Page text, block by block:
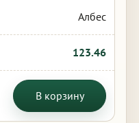
Албес
123.46
В корзину